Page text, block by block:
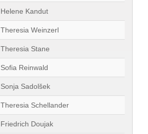
Helene Kandut
Theresia Weinzerl
Theresia Stane
Sofia Reinwald
Sonja Sadolšek
Theresia Schellander
Friedrich Doujak